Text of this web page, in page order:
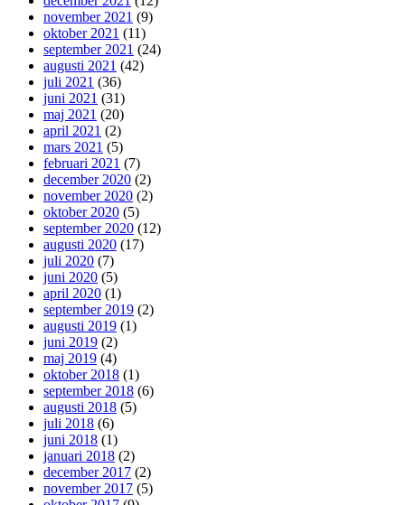
november 2021 (9)
oktober 2021 (11)
september 2021 (24)
augusti 2021 (42)
juli 2021 (36)
juni 2021 (31)
maj 2021 (20)
april 2021 (2)
mars 2021 (5)
februari 2021 (7)
december 2020 (2)
november 2020 (2)
oktober 2020 (5)
september 2020 (12)
augusti 2020 (17)
juli 2020 (7)
juni 2020 (5)
april 2020 (1)
september 2019 (2)
augusti 2019 (1)
juni 2019 (2)
maj 2019 (4)
oktober 2018 (1)
september 2018 (6)
augusti 2018 (5)
juli 2018 (6)
juni 2018 (1)
januari 2018 (2)
december 2017 (2)
november 2017 (5)